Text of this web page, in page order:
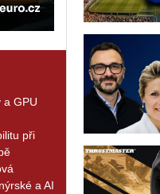
a GPU
při
a AI